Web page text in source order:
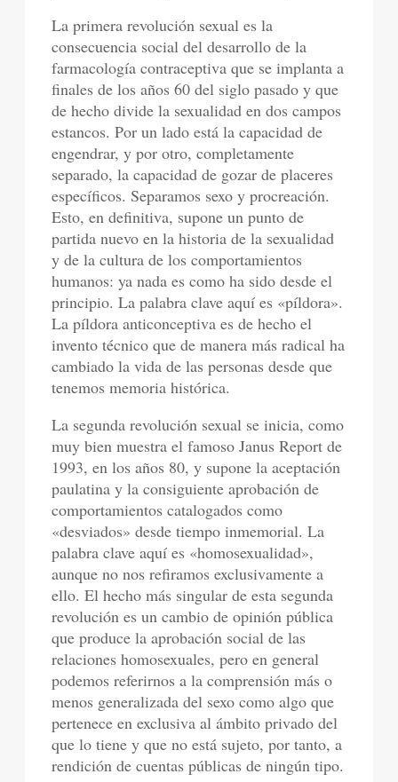
La primera revolución sexual es la
consecuencia social del desarrollo de la
farmacología contraceptiva que se implanta a
finales de los años 60 del siglo pasado y que
de hecho divide la sexualidad en dos campos
estancos. Por un lado está la capacidad de
engendrar, y por otro, completamente
separado, la capacidad de gozar de placeres
específicos. Separamos sexo y procreación.
Esto, en definitiva, supone un punto de
partida nuevo en la historia de la sexualidad
y de la cultura de los comportamientos
humanos: ya nada es como ha sido desde el
principio. La palabra clave aquí es «píldora».
La píldora anticonceptiva es de hecho el
invento técnico que de manera más radical ha
cambiado la vida de las personas desde que
tenemos memoria histórica.
La segunda revolución sexual se inicia, como
muy bien muestra el famoso Janus Report de
1993, en los años 80, y supone la aceptación
paulatina y la consiguiente aprobación de
comportamientos catalogados como
«desviados» desde tiempo inmemorial. La
palabra clave aquí es «homosexualidad»,
aunque no nos refiramos exclusivamente a
ello. El hecho más singular de esta segunda
revolución es un cambio de opinión pública
que produce la aprobación social de las
relaciones homosexuales, pero en general
podemos referirnos a la comprensión más o
menos generalizada del sexo como algo que
pertenece en exclusiva al ámbito privado del
que lo tiene y que no está sujeto, por tanto, a
rendición de cuentas públicas de ningún tipo.